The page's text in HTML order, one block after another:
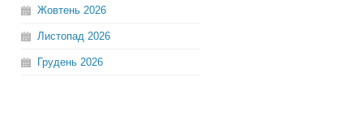
Жовтень 2026
Листопад 2026
Грудень 2026